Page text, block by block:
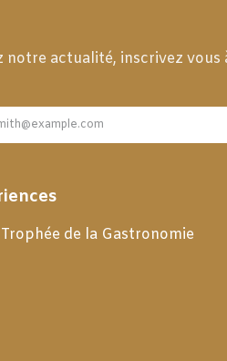
notre actualité, inscrivez
de la Gastronomie